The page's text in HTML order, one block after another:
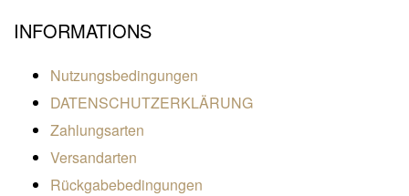
INFORMATIONS
Nutzungsbedingungen
DATENSCHUTZERKLÄRUNG
Zahlungsarten
Versandarten
Rückgabebedingungen